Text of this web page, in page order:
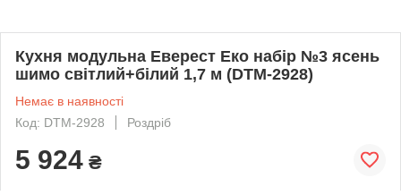
Кухня модульна Еверест Еко набір №3 ясень
шимо світлий+білий 1,7 м (DTM-2928)
Немає в наявності
Код: DTM-2928
Роздріб
5 924 ₴